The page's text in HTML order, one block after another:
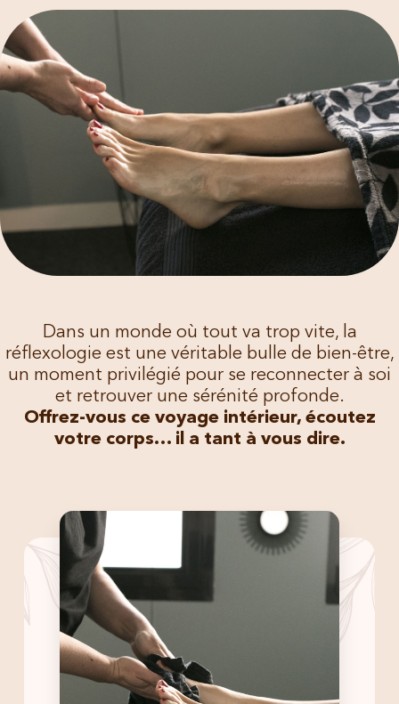
Dans un monde où tout va trop vite, la
réflexologie est une véritable bulle de bien-être,
un moment privilégié pour se reconnecter à soi
et retrouver une sérénité profonde.
Offrez-vous ce voyage intérieur, écoutez
votre corps… il a tant à vous dire.